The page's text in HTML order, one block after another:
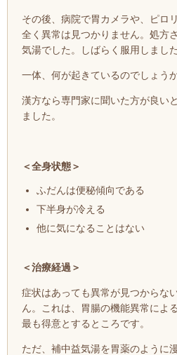
その後、病院で胃カメラや、ピロ
全く異常は見つかりません。処方
気湯でした。しばらく 服用しまし
一体、何が起きているのでしょう
漢方なら専門家に聞いた方が良い
ました。
＜全身状態＞
ふだんは便秘傾向である
下半身が冷える
他に気になることはない
＜治療経過＞
症状はあっても異常が見つからな
ん。これは、胃腸の機能異常によ
最も得意とするところです。
ただ、補中益気湯を胃薬のように